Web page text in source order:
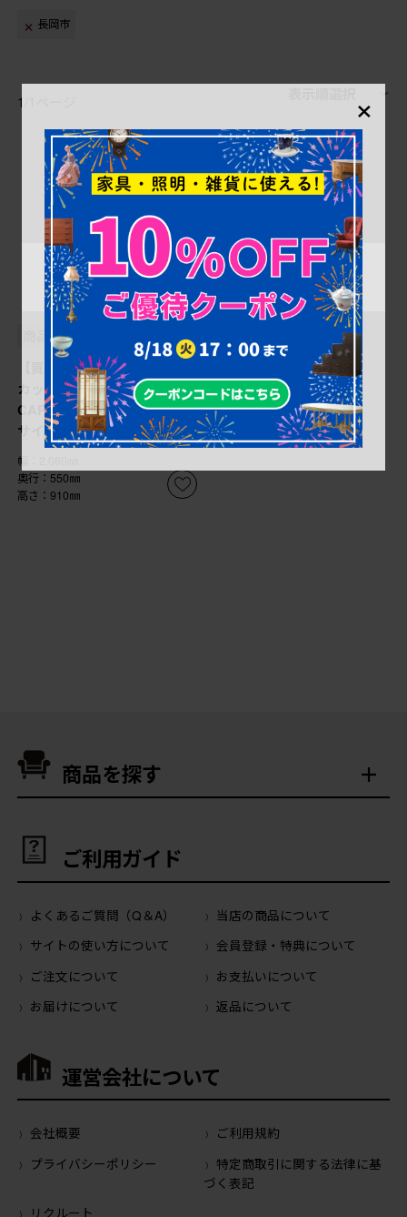
長岡市
1/1ページ
商品番号
【買取】中古 アンジェロ・
カッペリーニ(ANGELO
CAPPELLINI) イタリア
サイドボード
幅：2,060㎜
奥行：550㎜
高さ：910㎜
商品を探す
ご利用ガイド
よくあるご質問（Q＆A）
当店の商品について
サイトの使い方について
会員登録・特典について
ご注文について
お支払いについて
お届けについて
返品について
運営会社について
会社概要
ご利用規約
プライバシーポリシー
特定商取引に関する法律に基
づく表記
リクルート
×